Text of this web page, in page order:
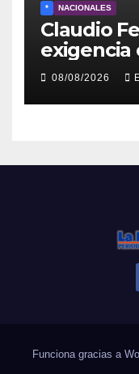
* NACIONALES
Claudio
exigencia
la08/08/2026
Funciona gracias a